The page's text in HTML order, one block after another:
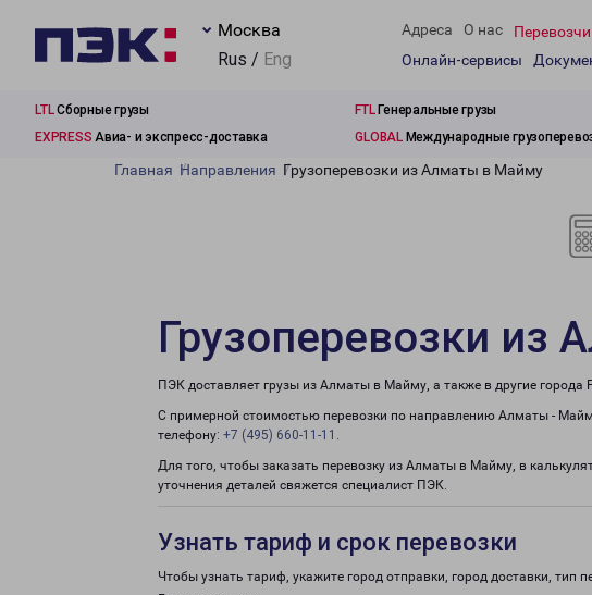
Москва
Rus / Eng
Адреса О нас
Онлайн-сервисы
LTLСборные грузы FTLГенеральные грузы
EXPRESS Авиа- и экспресс-доставка GLOBALМеждународные
Главная Направления Грузоперевозки из Алматы в Майму
Грузоперевозки
ПЭК доставляет грузы из Алматы в Майму, а также в другие
С примерной стоимостью перевозки по направлению Алматы -
телефону: +7 (495) 660-11-11 .
Для того, чтобы заказать перевозку из Алматы в Майму, в
уточнения деталей свяжется специалист ПЭК.
Узнать тариф и срок перевозки
Чтобы узнать тариф, укажите город отправки, город доставки, тип